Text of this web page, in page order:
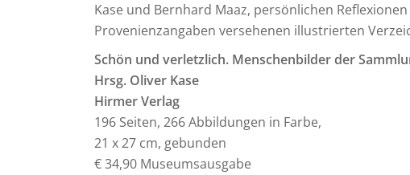
Kase und Bernhard Maaz, persönlichen
Provenienzangaben versehenen illustrierten
Schön und verletzlich. Menschenbilder der
Hrsg. Oliver Kase
Hirmer Verlag
196 Seiten, 266 Abbildungen in Farbe,
21 x 27 cm, gebunden
€ 34,90 Museumsausgabe